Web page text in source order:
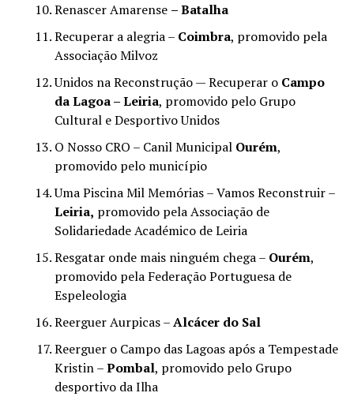
Renascer Amarense – Batalha
Recuperar a alegria – Coimbra, promovido pela
Associação Milvoz
Unidos na Reconstrução — Recuperar o Campo
da Lagoa – Leiria, promovido pelo Grupo
Cultural e Desportivo Unidos
O Nosso CRO – Canil Municipal Ourém,
promovido pelo município
Uma Piscina Mil Memórias – Vamos Reconstruir –
Leiria, promovido pela Associação de
Solidariedade Académico de Leiria
Resgatar onde mais ninguém chega – Ourém,
promovido pela Federação Portuguesa de
Espeleologia
Reerguer Aurpicas –Alcácer do Sal
Reerguer o Campo das Lagoas após a Tempestade
Kristin –Pombal, promovido pelo Grupo
desportivo da Ilha